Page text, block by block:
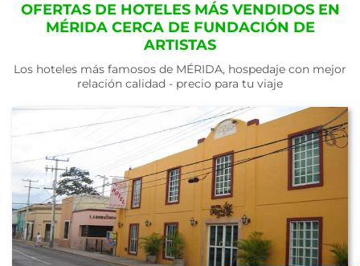
OFERTAS DE HOTELES MÁS VENDIDOS EN
MÉRIDA CERCA DE FUNDACIÓN DE
ARTISTAS
Los hoteles más famosos de MÉRIDA, hospedaje con mejor
relación calidad - precio para tu viaje